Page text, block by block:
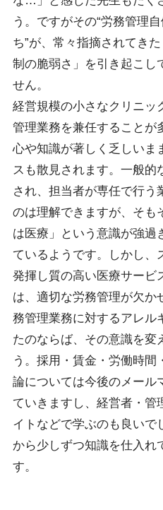
う。ですがその“労務管理
ち”が、常々指摘されてき
制の脆弱さ」を引き起こし
せん。
経営規模の小さなクリニッ
管理業務を兼任することが
心や知識が著しく乏しいま
スも散見されます。一般的
され、担当者が専任で行う
のは理解できますが、そも
は医療」という意識が強過
ているようです。しかし、
発揮し質の高い医療サービ
は、適切な労務管理が欠か
務管理業務に対するアレル
たのならば、その意識を変
う。採用・賃金・労働時間
論については今後のメール
ていきますし、経営者・管
イトなどで学ぶのも良いで
から少しずつ知識を仕入れ
す。